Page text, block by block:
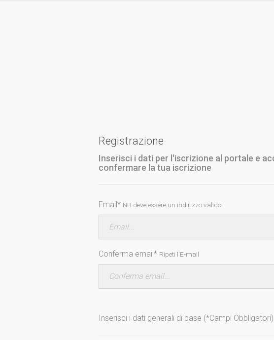
Registrazione
Inserisci i dati per l'iscrizione al portale e
confermare la tua iscrizione
Email* NB deve essere un indirizzo valido
Conferma email* Ripeti l'E-mail
Inserisci i dati generali di base (*Campi Obbligatori)